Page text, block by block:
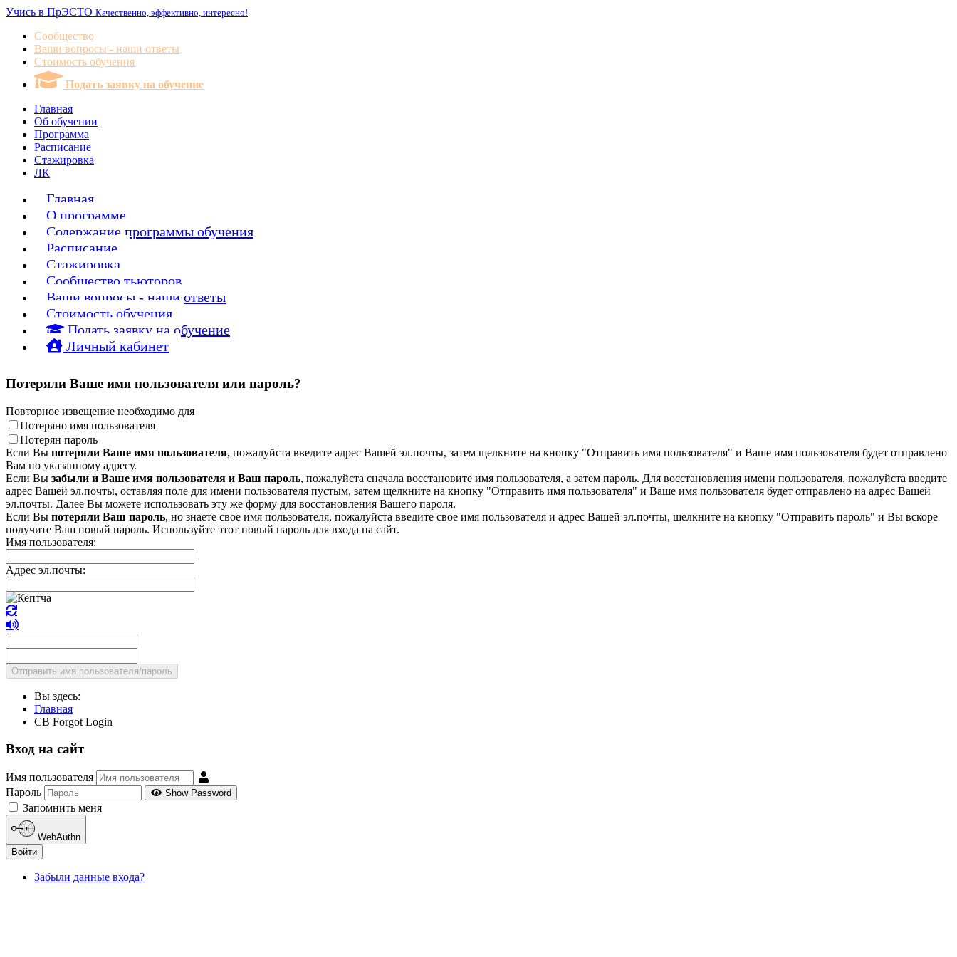
Учись в ПрЭСТО Качественно, эффективно, интересно!
Сообщество
Ваши вопросы - наши ответы
Стоимость обучения
Подать заявку на обучение
Главная
Об обучении
Программа
Расписание
Стажировка
ЛК
Главная
О программе
Содержание программы обучения
Расписание
Стажировка
Сообщество тьюторов
Ваши вопросы - наши ответы
Стоимость обучения
Подать заявку на обучение
Личный кабинет
Потеряли Ваше имя пользователя или пароль?
Повторное извещение необходимо для
Потеряно имя пользователя
Потерян пароль
Если Вы потеряли Ваше имя пользователя, пожалуйста введите адрес Вашей эл.почты, затем щелкните на кнопку "Отправить имя пользователя" и Ваше имя пользователя будет отправлено
Вам по указанному адресу.
Если Вы забыли и Ваше имя пользователя и Ваш пароль, пожалуйста сначала восстановите имя пользователя, а затем пароль. Для восстановления имени пользователя, пожалуйста введите
адрес Вашей эл.почты, оставляя поле для имени пользователя пустым, затем щелкните на кнопку "Отправить имя пользователя" и Ваше имя пользователя будет отправлено на адрес Вашей
эл.почты. Далее Вы можете использовать эту же форму для восстановления Вашего пароля.
Если Вы потеряли Ваш пароль, но знаете свое имя пользователя, пожалуйста введите свое имя пользователя и адрес Вашей эл.почты, щелкните на кнопку "Отправить пароль" и Вы вскоре
получите Ваш новый пароль. Используйте этот новый пароль для входа на сайт.
Имя пользователя:
Адрес эл.почты:
Вы здесь:
Главная
CB Forgot Login
Вход на сайт
Имя пользователя
Пароль
Show Password
Запомнить меня
WebAuthn
Войти
Забыли данные входа?